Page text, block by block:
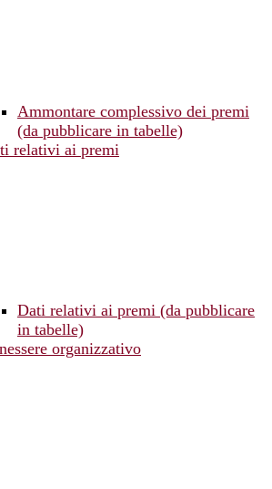
Ammontare complessivo dei premi
(da pubblicare in tabelle)
relativi ai premi
Dati relativi ai premi (da pubblicare
in tabelle)
organizzativo